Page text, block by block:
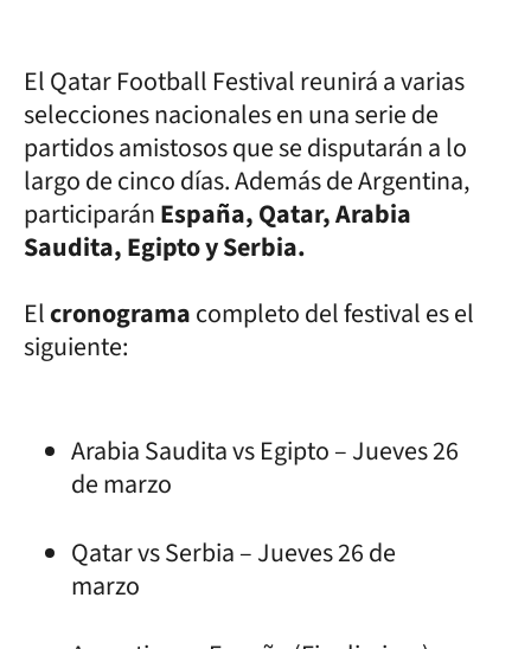
El Qatar Football Festival reunirá a varias
selecciones nacionales en una serie de
partidos amistosos que se disputarán a lo
largo de cinco días. Además de Argentina,
participaránEspaña, Qatar, Arabia
Saudita, Egipto y Serbia.
Elcronogramacompleto del festival es el
siguiente:
Arabia Saudita vs Egipto – Jueves 26
de marzo
Qatar vs Serbia – Jueves 26 de
marzo